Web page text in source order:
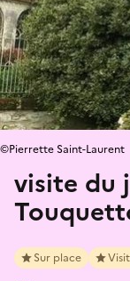
visite du
Sur place
©Pierrette Saint-Laurent